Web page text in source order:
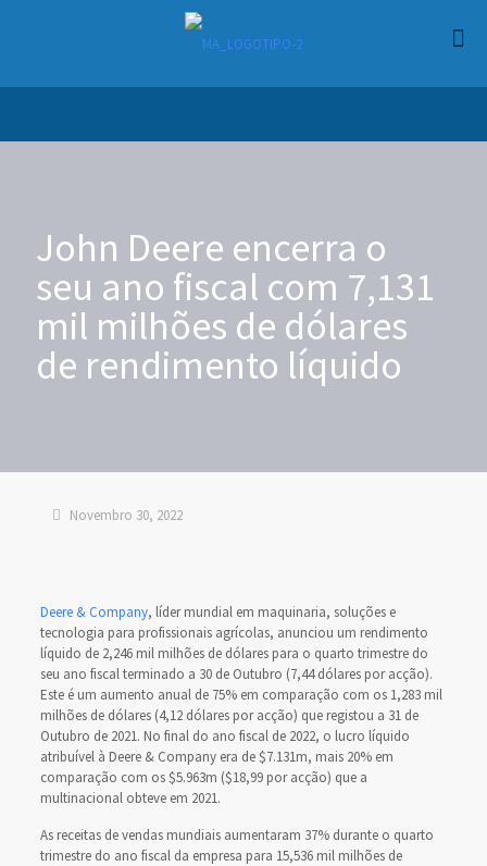
John Deere encerra o
seu ano fiscal com 7,131
mil milhões de dólares
de rendimento líquido
Novembro 30, 2022
Deere & Company, líder mundial em maquinaria, soluções e
tecnologia para profissionais agrícolas, anunciou um rendimento
líquido de 2,246 mil milhões de dólares para o quarto trimestre do
seu ano fiscal terminado a 30 de Outubro (7,44 dólares por acção).
Este é um aumento anual de 75% em comparação com os 1,283 mil
milhões de dólares (4,12 dólares por acção) que registou a 31 de
Outubro de 2021. No final do ano fiscal de 2022, o lucro líquido
atribuível à Deere & Company era de $7.131m, mais 20% em
comparação com os $5.963m ($18,99 por acção) que a
multinacional obteve em 2021.
As receitas de vendas mundiais aumentaram 37% durante o quarto
trimestre do ano fiscal da empresa para 15,536 mil milhões de